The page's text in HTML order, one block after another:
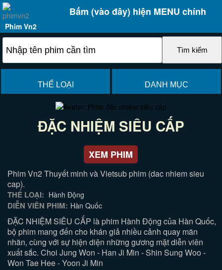
Bấm (vào đây) hiện MENU chính
Phim Vn2
THỂ LOẠI DANH MỤC
ĐẶC NHIỆM SIÊU CẤP
XEM PHIM
Phim Vn2 Thuyết minh và Vietsub phim (dac nhiem sieu
cap).
THỂ LOẠI: Hành Động
DIỄN VIÊN PHIM: Hàn Quốc
ĐẶC NHIỆM SIÊU CẤP là phim Hành Động của Hàn Quốc,
bộ phim mang đến cho khán giả nhiều cảnh quay mãn
nhãn, cùng với sự hiện diện những gương mặt diễn viên
xuất sắc. Choi Jung Won - Han Ji Min - Shin Sung Woo -
Won Tae Hee - Yoon Ji Min